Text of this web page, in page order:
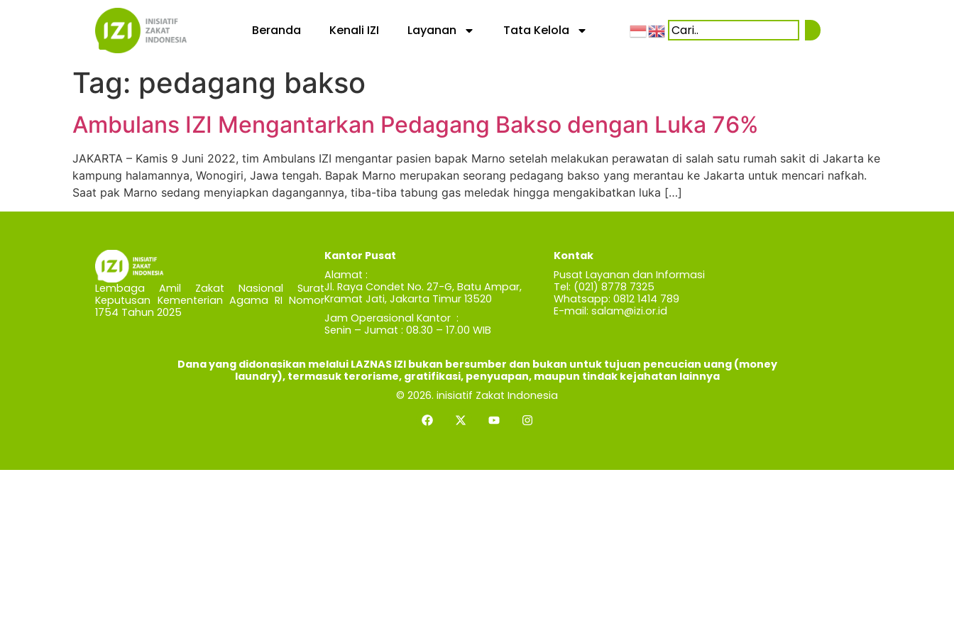
Beranda Kenali IZI Layanan Tata Kelola
Tag: pedagang bakso
Ambulans IZI Mengantarkan Pedagang Bakso dengan Luka 76%
JAKARTA – Kamis 9 Juni 2022, tim Ambulans IZI mengantar pasien bapak Marno setelah melakukan perawatan di salah satu rumah sakit di Jakarta ke
kampung halamannya, Wonogiri, Jawa tengah. Bapak Marno merupakan seorang pedagang bakso yang merantau ke Jakarta untuk mencari nafkah.
Saat pak Marno sedang menyiapkan dagangannya, tiba-tiba tabung gas meledak hingga mengakibatkan luka […]
Lembaga Amil Zakat Nasional Surat
Keputusan Kementerian Agama RI Nomor
1754 Tahun 2025
Kantor Pusat
Alamat :
Jl. Raya Condet No. 27-G, Batu Ampar,
Kramat Jati, Jakarta Timur 13520
Jam Operasional Kantor :
Senin – Jumat : 08.30 – 17.00 WIB
Kontak
Pusat Layanan dan Informasi
Tel: (021) 8778 7325
Whatsapp: 0812 1414 789
E-mail: salam@izi.or.id
Dana yang didonasikan melalui LAZNAS IZI bukan bersumber dan bukan untuk tujuan pencucian uang (money
laundry), termasuk terorisme, gratifikasi, penyuapan, maupun tindak kejahatan lainnya
© 2026. inisiatif Zakat Indonesia